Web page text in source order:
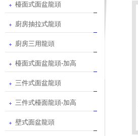
檯面式面盆龍頭
廚房抽拉式龍頭
廚房三用龍頭
檯面式面盆龍頭-加高
三件式面盆龍頭
三件式檯面龍頭-加高
壁式面盆龍頭